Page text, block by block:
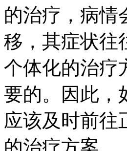
的治疗，病情
移，其症状往
个体化的治疗
要的。因此，
应该及时前往